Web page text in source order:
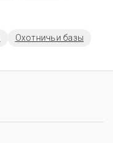
Охотничьи базы